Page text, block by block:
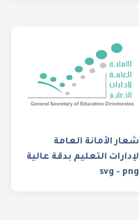
شعار الأمانة العامة
لإدارات التعليم بدقة عالية
svg - png